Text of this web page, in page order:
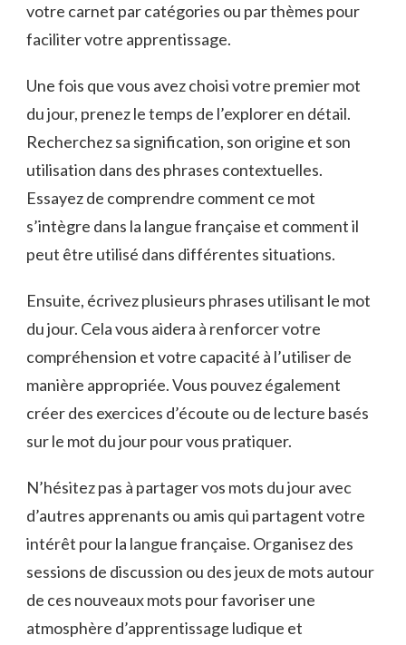
votre‍ carnet par⁤ catégories ou par thèmes pour
faciliter votre apprentissage.
Une fois ⁢que vous avez choisi ⁣votre premier⁣ mot
du jour, prenez le‍ temps de‌ l’explorer ⁣en détail.
Recherchez⁣ sa ‍signification, son‌ origine et ​son
utilisation dans des⁤ phrases contextuelles.
Essayez de​ comprendre comment ce mot
s’intègre dans la langue française​ et comment il
peut ⁣être utilisé dans différentes situations.
Ensuite, écrivez plusieurs phrases⁢ utilisant ‍le mot
du ‍jour. Cela⁤ vous aidera à renforcer votre
compréhension et​ votre capacité à l’utiliser​ de
manière⁤ appropriée. ⁢Vous pouvez‌ également
créer des exercices d’écoute​ ou ‍de lecture basés
sur le mot du jour pour vous pratiquer.
N’hésitez pas à⁢ partager vos mots du ​jour ‌avec⁤
d’autres apprenants ou amis qui partagent votre
intérêt⁤ pour ⁢la langue française. Organisez des
sessions de discussion ou des jeux de mots autour
de ⁤ces nouveaux ‌mots ⁢pour favoriser une
atmosphère d’apprentissage ludique et